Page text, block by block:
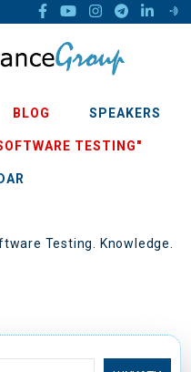
BLOG SPEAKERS
TESTING"
Testing. Knowledge.